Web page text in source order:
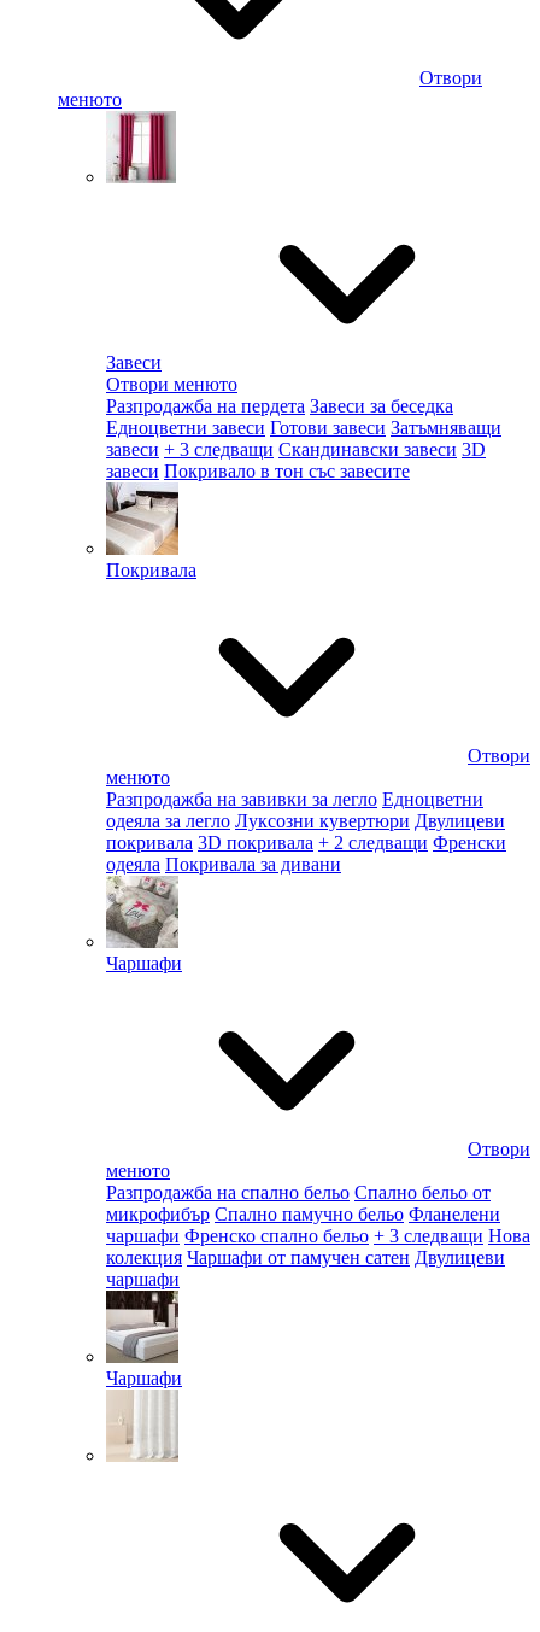
Отвори
менюто
Завеси
Отвори менюто
Разпродажба на пердета Завеси за беседка
Едноцветни завеси Готови завеси Затъмняващи
завеси + 3 следващи Скандинавски завеси 3D
завеси Покривало в тон със завесите
Покривала
Отвори
менюто
Разпродажба на завивки за легло Едноцветни
одеяла за легло Луксозни кувертюри Двулицеви
покривала 3D покривала + 2 следващи Френски
одеяла Покривала за дивани
Чаршафи
Отвори
менюто
Разпродажба на спално бельо Спално бельо от
микрофибър Спално памучно бельо Фланелени
чаршафи Френско спално бельо + 3 следващи Нова
колекция Чаршафи от памучен сатен Двулицеви
чаршафи
Чаршафи